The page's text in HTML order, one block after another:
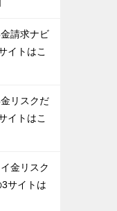
請求ナビ
イトはこ
リスクだ
イトはこ
金リスク
サイトは